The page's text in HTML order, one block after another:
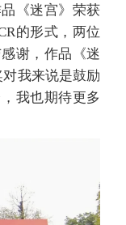
《迷宫》荣获
的形式，两位
谢，作品《迷
我来说是鼓励
我也期待更多